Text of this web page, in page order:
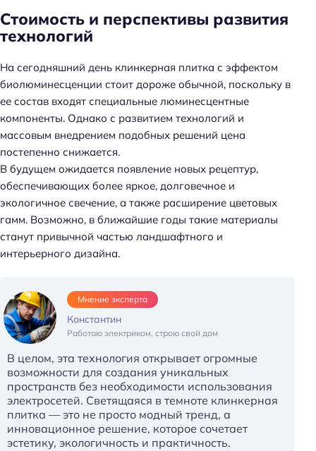
Стоимость и перспективы развития
технологий
На сегодняшний день клинкерная плитка с эффектом
биолюминесценции стоит дороже обычной, поскольку в
ее состав входят специальные люминесцентные
компоненты. Однако с развитием технологий и
массовым внедрением подобных решений цена
постепенно снижается.
В будущем ожидается появление новых рецептур,
обеспечивающих более яркое, долговечное и
экологичное свечение, а также расширение цветовых
гамм. Возможно, в ближайшие годы такие материалы
станут привычной частью ландшафтного и
интерьерного дизайна.
Мнение эксперта
Константин
Работаю электриком, строю свой дом
В целом, эта технология открывает огромные
возможности для создания уникальных
пространств без необходимости использования
электросетей. Светящаяся в темноте клинкерная
плитка — это не просто модный тренд, а
инновационное решение, которое сочетает
эстетику, экологичность и практичность.
Н
а
й
т
и
: